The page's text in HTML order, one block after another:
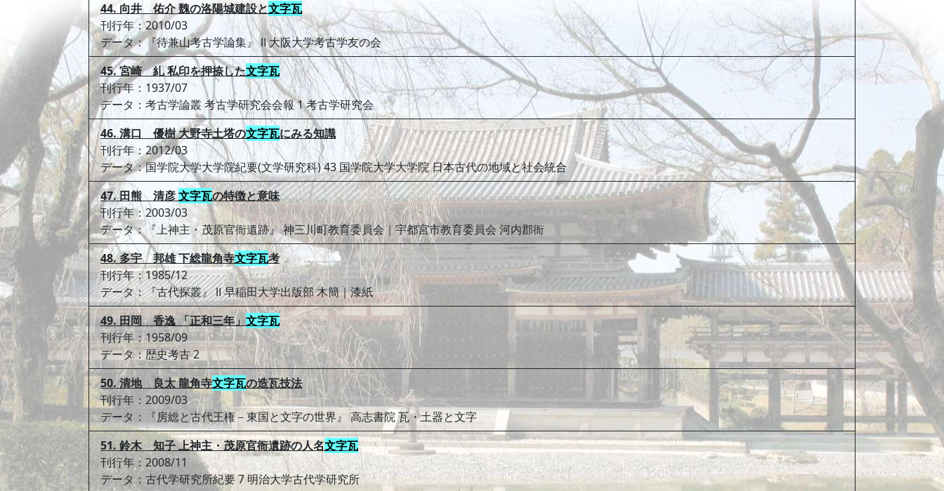
44. 向井 佑介 魏の洛陽城建設と文字瓦
刊行年：2010/03
データ：『待兼山考古学論集』 Ⅱ 大阪大学考古学友の会
45. 宮崎 糺 私印を押捺した文字瓦
刊行年：1937/07
データ：考古学論叢 考古学研究会会報 1 考古学研究会
46. 溝口 優樹 大野寺土塔の文字瓦にみる知識
刊行年：2012/03
データ：国学院大学大学院紀要(文学研究科) 43 国学院大学大学院 日本古代の地域と社会統合
47. 田熊 清彦文字瓦の特徴と意味
刊行年：2003/03
データ：『上神主・茂原官衙遺跡』 神三川町教育委員会｜宇都宮市教育委員会 河内郡衙
48. 多宇 邦雄 下総龍角寺文字瓦考
刊行年：1985/12
データ：『古代探叢』 Ⅱ 早稲田大学出版部 木簡｜漆紙
49. 田岡 香逸 「正和三年」 文字瓦
刊行年：1958/09
データ：歴史考古 2
50. 清地 良太 龍角寺文字瓦の造瓦技法
刊行年：2009/03
データ：『房総と古代王権－東国と文字の世界』 高志書院 瓦・土器と文字
51. 鈴木 知子 上神主・茂原官衙遺跡の人名文字瓦
刊行年：2008/11
データ：古代学研究所紀要 7 明治大学古代学研究所